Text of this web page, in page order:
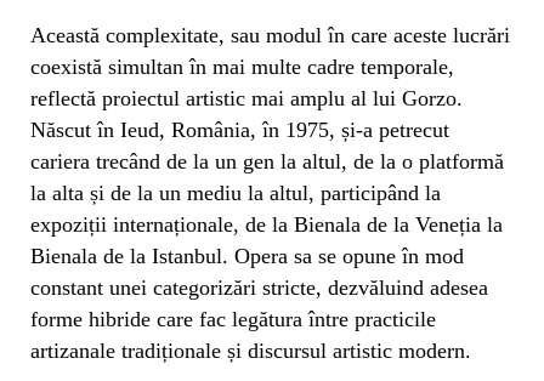
Această complexitate, sau modul în care aceste lucrări
coexistă simultan în mai multe cadre temporale,
reflectă proiectul artistic mai amplu al lui Gorzo.
Născut în Ieud, România, în 1975, și-a petrecut
cariera trecând de la un gen la altul, de la o platformă
la alta și de la un mediu la altul, participând la
expoziții internaționale, de la Bienala de la Veneția la
Bienala de la Istanbul. Opera sa se opune în mod
constant unei categorizări stricte, dezvăluind adesea
forme hibride care fac legătura între practicile
artizanale tradiționale și discursul artistic modern.